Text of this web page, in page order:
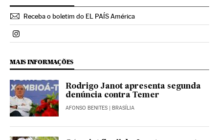
Receba o boletim do EL PAÍS América
Politica El País Brasil en Instagram
MAIS INFORMAÇÕES
Rodrigo Janot apresenta segunda
denúncia contra Temer
AFONSO BENITES | BRASÍLIA